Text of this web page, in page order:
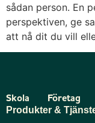
sådan person. En
perspektiven, ge
att nå dit du vill
Skola Företag
Produkter &